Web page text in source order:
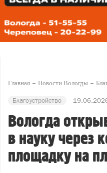
Главная Новости Вологды
Благоустройство
Вологда
в науку через
площадку на